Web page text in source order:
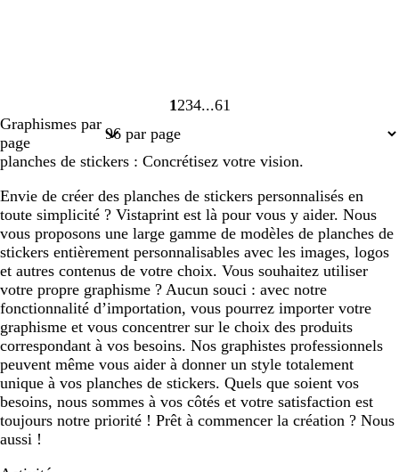
Page
1
1Page
2
2Page
3Page
4
Page
61
Graphismes par
page
planches de stickers : Concrétisez votre vision.
Envie de créer des planches de stickers personnalisés en
toute simplicité ? Vistaprint est là pour vous y aider. Nous
vous proposons une large gamme de modèles de planches de
stickers entièrement personnalisables avec les images, logos
et autres contenus de votre choix. Vous souhaitez utiliser
votre propre graphisme ? Aucun souci : avec notre
fonctionnalité d’importation, vous pourrez importer votre
graphisme et vous concentrer sur le choix des produits
correspondant à vos besoins. Nos graphistes professionnels
peuvent même vous aider à donner un style totalement
unique à vos planches de stickers. Quels que soient vos
besoins, nous sommes à vos côtés et votre satisfaction est
toujours notre priorité ! Prêt à commencer la création ? Nous
aussi !